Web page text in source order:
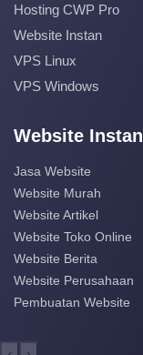
Hosting CWP Pro
Website Instan
VPS Linux
VPS Windows
Website Instan
Jasa Website
Website Murah
Website Artikel
Website Toko Online
Website Berita
Website Perusahaan
Pembuatan Website